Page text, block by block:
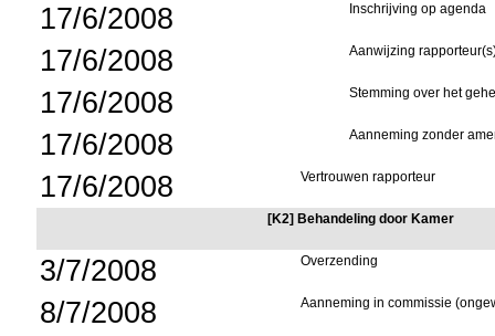
17/6/2008 Inschrijving op agenda
17/6/2008 Aanwijzing
17/6/2008 Stemming over het
17/6/2008 Aanneming zonder
17/6/2008 Vertrouwen rapporteur
[K2] Behandeling door Kamer
3/7/2008 Overzending
8/7/2008 Aanneming in commissie